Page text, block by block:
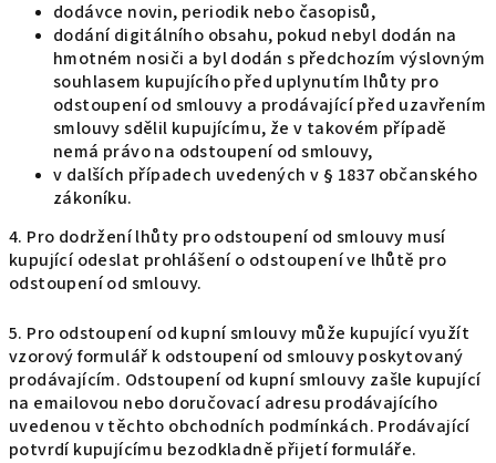
dodávce novin, periodik nebo časopisů,
dodání digitálního obsahu, pokud nebyl dodán na
hmotném nosiči a byl dodán s předchozím výslovným
souhlasem kupujícího před uplynutím lhůty pro
odstoupení od smlouvy a prodávající před uzavřením
smlouvy sdělil kupujícímu, že v takovém případě
nemá právo na odstoupení od smlouvy,
v dalších případech uvedených v § 1837 občanského
zákoníku.
4. Pro dodržení lhůty pro odstoupení od smlouvy musí
kupující odeslat prohlášení o odstoupení ve lhůtě pro
odstoupení od smlouvy.
5. Pro odstoupení od kupní smlouvy může kupující využít
vzorový formulář k odstoupení od smlouvy poskytovaný
prodávajícím. Odstoupení od kupní smlouvy zašle kupující
na emailovou nebo doručovací adresu prodávajícího
uvedenou v těchto obchodních podmínkách. Prodávající
potvrdí kupujícímu bezodkladně přijetí formuláře.